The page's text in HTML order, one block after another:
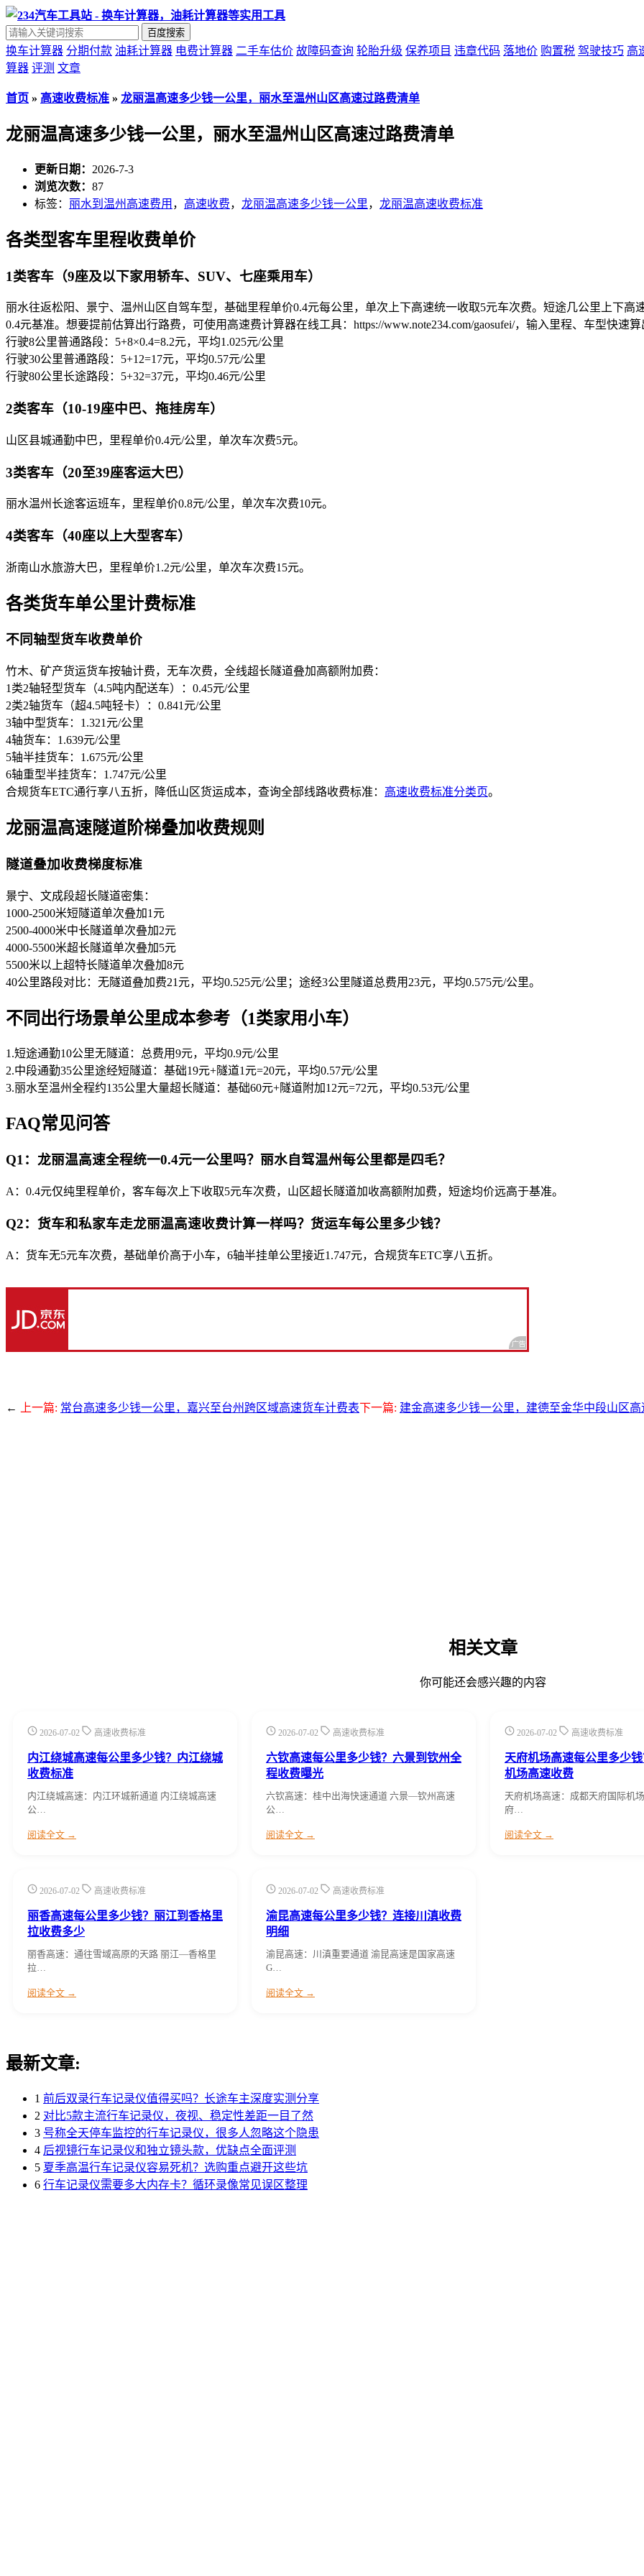
百度搜索
换车计算器 分期付款 油耗计算器 电费计算器 二手车估价 故障码查询 轮胎升级 保养项目 违章代码 落地价 购置税 驾驶技巧 高
算器 评测 文章
首页 » 高速收费标准 » 龙丽温高速多少钱一公里，丽水至温州山区高速过路费清单
龙丽温高速多少钱一公里，丽水至温州山区高速过路费清单
更新日期： 2026-7-3
浏览次数： 87
标签： 丽水到温州高速费用 ， 高速收费， 龙丽温高速多少钱一公里， 龙丽温高速收费标准
各类型客车里程收费单价
1类客车（9座及以下家用轿车、SUV、七座乘用车）
丽水往返松阳、景宁、温州山区自驾车型，基础里程单价0.4元每公里，单次上下高速统一收取5元车次费。短途几公里上下
0.4元基准。想要提前估算出行路费，可使用高速费计算器在线工具：https://www.note234.com/gaosufei/，输入里程、车型快速算
行驶8公里普通路段：5+8×0.4=8.2元，平均1.025元/公里
行驶30公里普通路段：5+12=17元，平均0.57元/公里
行驶80公里长途路段：5+32=37元，平均0.46元/公里
2类客车（10-19座中巴、拖挂房车）
山区县城通勤中巴，里程单价0.4元/公里，单次车次费5元。
3类客车（20至39座客运大巴）
丽水温州长途客运班车，里程单价0.8元/公里，单次车次费10元。
4类客车（40座以上大型客车）
浙南山水旅游大巴，里程单价1.2元/公里，单次车次费15元。
各类货车单公里计费标准
不同轴型货车收费单价
竹木、矿产货运货车按轴计费，无车次费，全线超长隧道叠加高额附加费：
1类2轴轻型货车（4.5吨内配送车）：0.45元/公里
2类2轴货车（超4.5吨轻卡）：0.841元/公里
3轴中型货车：1.321元/公里
4轴货车：1.639元/公里
5轴半挂货车：1.675元/公里
6轴重型半挂货车：1.747元/公里
合规货车ETC通行享八五折，降低山区货运成本，查询全部线路收费标准： 高速收费标准分类页。
龙丽温高速隧道阶梯叠加收费规则
隧道叠加收费梯度标准
景宁、文成段超长隧道密集：
1000-2500米短隧道单次叠加1元
2500-4000米中长隧道单次叠加2元
4000-5500米超长隧道单次叠加5元
5500米以上超特长隧道单次叠加8元
40公里路段对比：无隧道叠加费21元，平均0.525元/公里；途经3公里隧道总费用23元，平均0.575元/公里。
不同出行场景单公里成本参考（1类家用小车）
1.短途通勤10公里无隧道：总费用9元，平均0.9元/公里
2.中段通勤35公里途经短隧道：基础19元+隧道1元=20元，平均0.57元/公里
3.丽水至温州全程约135公里大量超长隧道：基础60元+隧道附加12元=72元，平均0.53元/公里
FAQ常见问答
Q1：龙丽温高速全程统一0.4元一公里吗？丽水自驾温州每公里都是四毛？
A：0.4元仅纯里程单价，客车每次上下收取5元车次费，山区超长隧道加收高额附加费，短途均价远高于基准。
Q2：货车和私家车走龙丽温高速收费计算一样吗？货运车每公里多少钱？
A：货车无5元车次费，基础单价高于小车，6轴半挂单公里接近1.747元，合规货车ETC享八五折。
← 上一篇: 常台高速多少钱一公里，嘉兴至台州跨区域高速货车计费表下一篇: 建金高速多少钱一公里，建德至金华中段山区高
相关文章
你可能还会感兴趣的内容
2026-07-02 高速收费标准
内江绕城高速每公里多少钱？内江绕城
收费标准
内江绕城高速：内江环城新通道 内江绕城高速
公…
阅读全文 →
2026-07-02 高速收费标准
六钦高速每公里多少钱？六景到钦州全
程收费曝光
六钦高速：桂中出海快速通道 六景—钦州高速
公…
阅读全文 →
2026-07-02 高速收费标准
天府机场高速每公里多少
机场高速收费
天府机场高速：成都天府国际机
府…
阅读全文 →
2026-07-02 高速收费标准
丽香高速每公里多少钱？丽江到香格里
拉收费多少
丽香高速：通往雪域高原的天路 丽江—香格里
拉…
阅读全文 →
2026-07-02 高速收费标准
渝昆高速每公里多少钱？连接川滇收费
明细
渝昆高速：川滇重要通道 渝昆高速是国家高速
G…
阅读全文 →
最新文章:
1 前后双录行车记录仪值得买吗？长途车主深度实测分享
2 对比5款主流行车记录仪，夜视、稳定性差距一目了然
3 号称全天停车监控的行车记录仪，很多人忽略这个隐患
4 后视镜行车记录仪和独立镜头款，优缺点全面评测
5 夏季高温行车记录仪容易死机？选购重点避开这些坑
6 行车记录仪需要多大内存卡？循环录像常见误区整理